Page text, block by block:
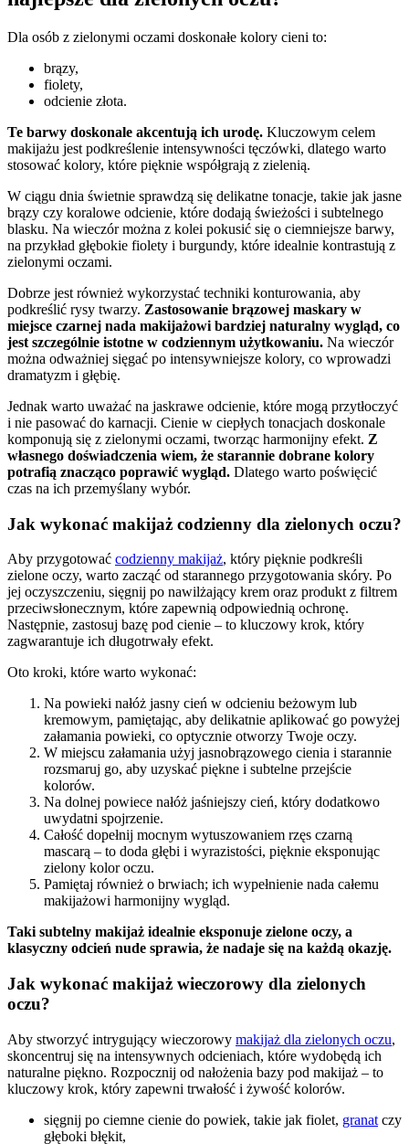
Dla osób z zielonymi oczami doskonałe kolory cieni to:
brązy,
fiolety,
odcienie złota.
Te barwy doskonale akcentują ich urodę. Kluczowym celem
makijażu jest podkreślenie intensywności tęczówki, dlatego warto
stosować kolory, które pięknie współgrają z zielenią.
W ciągu dnia świetnie sprawdzą się delikatne tonacje, takie jak jasne
brązy czy koralowe odcienie, które dodają świeżości i subtelnego
blasku. Na wieczór można z kolei pokusić się o ciemniejsze barwy,
na przykład głębokie fiolety i burgundy, które idealnie kontrastują z
zielonymi oczami.
Dobrze jest również wykorzystać techniki konturowania, aby
podkreślić rysy twarzy. Zastosowanie brązowej maskary w
miejsce czarnej nada makijażowi bardziej naturalny wygląd, co
jest szczególnie istotne w codziennym użytkowaniu. Na wieczór
można odważniej sięgać po intensywniejsze kolory, co wprowadzi
dramatyzm i głębię.
Jednak warto uważać na jaskrawe odcienie, które mogą przytłoczyć
i nie pasować do karnacji. Cienie w ciepłych tonacjach doskonale
komponują się z zielonymi oczami, tworząc harmonijny efekt. Z
własnego doświadczenia wiem, że starannie dobrane kolory
potrafią znacząco poprawić wygląd. Dlatego warto poświęcić
czas na ich przemyślany wybór.
Jak wykonać makijaż codzienny dla zielonych oczu?
Aby przygotować codzienny makijaż, który pięknie podkreśli
zielone oczy, warto zacząć od starannego przygotowania skóry. Po
jej oczyszczeniu, sięgnij po nawilżający krem oraz produkt z filtrem
przeciwsłonecznym, które zapewnią odpowiednią ochronę.
Następnie, zastosuj bazę pod cienie – to kluczowy krok, który
zagwarantuje ich długotrwały efekt.
Oto kroki, które warto wykonać:
Na powieki nałóż jasny cień w odcieniu beżowym lub
kremowym, pamiętając, aby delikatnie aplikować go powyżej
załamania powieki, co optycznie otworzy Twoje oczy.
W miejscu załamania użyj jasnobrązowego cienia i starannie
rozsmaruj go, aby uzyskać piękne i subtelne przejście
kolorów.
Na dolnej powiece nałóż jaśniejszy cień, który dodatkowo
uwydatni spojrzenie.
Całość dopełnij mocnym wytuszowaniem rzęs czarną
mascarą – to doda głębi i wyrazistości, pięknie eksponując
zielony kolor oczu.
Pamiętaj również o brwiach; ich wypełnienie nada całemu
makijażowi harmonijny wygląd.
Taki subtelny makijaż idealnie eksponuje zielone oczy, a
klasyczny odcień nude sprawia, że nadaje się na każdą okazję.
Jak wykonać makijaż wieczorowy dla zielonych
oczu?
Aby stworzyć intrygujący wieczorowy makijaż dla zielonych oczu,
skoncentruj się na intensywnych odcieniach, które wydobędą ich
naturalne piękno. Rozpocznij od nałożenia bazy pod makijaż – to
kluczowy krok, który zapewni trwałość i żywość kolorów.
sięgnij po ciemne cienie do powiek, takie jak fiolet, granat czy
głęboki błękit,